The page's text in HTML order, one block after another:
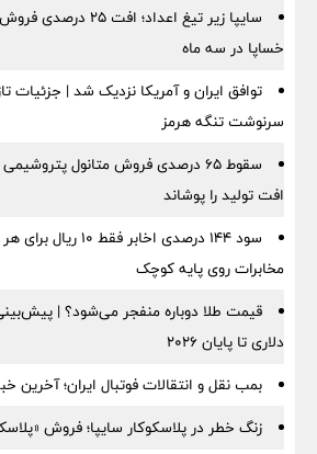
خساپا در سه ماه
توافق ایران و آمریکا نزدیک شد | جزئیات
سرنوشت تنگه هرمز
سقوط ۶۵ درصدی فروش متانول
افت تولید را پوشاند
سود ۱۴۴ درصدی اخابر
مخابرات روی پایه کوچک
دلاری تا پایان ۲۰۲۶
بمب نقل‌ و انتقالات فوتبال ایران؛ آخرین
زنگ خطر در پلاسکوکار سایپا؛ فروش «پلاسک» ۴۵ درصد سقوط